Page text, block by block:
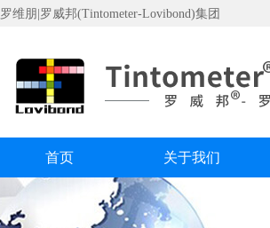
罗维朋|罗威邦(Tintometer-Lovibond)集团
首页 关于我们